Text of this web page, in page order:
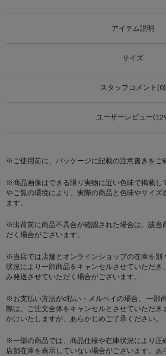
アイテム説明
サイズ
スタッフコメント(0)
ユーザーレビュー
※ご使用前に、パッケージに記載の注意書きをご
※商品画像はできる限り実物に近い色味で掲載し
やご覧の環境により、実際の商品と色味やサイズ
ます。
※出荷前に商品不具合が確認された場合は、該当
だく場合がございます。
※当店では店舗とオンラインショップの在庫を別
状況により一部商品をキャンセルさせていただき
み発送させていただく場合がございます。
※お支払い方法がd払い・メルペイの場合、 一部
際は、ご注文全体をキャンセルとさせていただき
かけいたしますが、あらかじめご了承ください。
※一部の商品では、商品仕様や在庫状況により正
店舗在庫を表示していない場合がございます。あ